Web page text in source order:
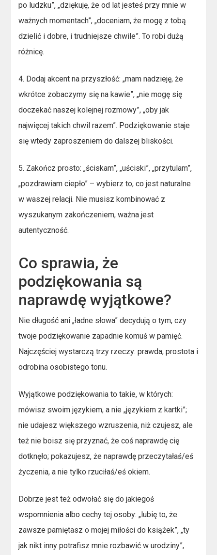
po ludzku”, „dziękuję, że od lat jesteś przy mnie w
ważnych momentach”, „doceniam, że mogę z tobą
dzielić i dobre, i trudniejsze chwile”. To robi dużą
różnicę.
4. Dodaj akcent na przyszłość: „mam nadzieję, że
wkrótce zobaczymy się na kawie”, „nie mogę się
doczekać naszej kolejnej rozmowy”, „oby jak
najwięcej takich chwil razem”. Podziękowanie staje
się wtedy zaproszeniem do dalszej bliskości.
5. Zakończ prosto: „ściskam”, „uściski”, „przytulam”,
„pozdrawiam ciepło” – wybierz to, co jest naturalne
w waszej relacji. Nie musisz kombinować z
wyszukanym zakończeniem, ważna jest
autentyczność.
Co sprawia, że
podziękowania są
naprawdę wyjątkowe?
Nie długość ani „ładne słowa” decydują o tym, czy
twoje podziękowanie zapadnie komuś w pamięć.
Najczęściej wystarczą trzy rzeczy: prawda, prostota i
odrobina osobistego tonu.
Wyjątkowe podziękowania to takie, w których:
mówisz swoim językiem, a nie „językiem z kartki”;
nie udajesz większego wzruszenia, niż czujesz, ale
też nie boisz się przyznać, że coś naprawdę cię
dotknęło; pokazujesz, że naprawdę przeczytałaś/eś
życzenia, a nie tylko rzuciłaś/eś okiem.
Dobrze jest też odwołać się do jakiegoś
wspomnienia albo cechy tej osoby: „lubię to, że
zawsze pamiętasz o mojej miłości do książek”, „ty
jak nikt inny potrafisz mnie rozbawić w urodziny”,